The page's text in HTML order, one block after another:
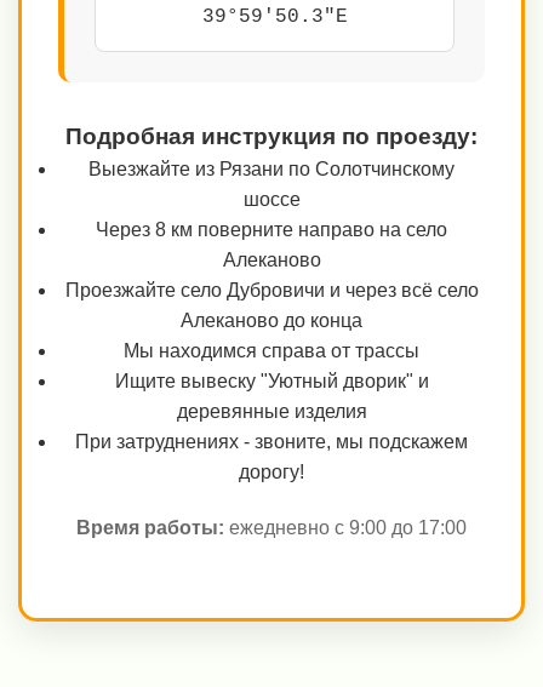
39°59'50.3"E
Подробная инструкция по проезду:
Выезжайте из Рязани по Солотчинскому
шоссе
Через 8 км поверните направо на село
Алеканово
Проезжайте село Дубровичи и через всё село
Алеканово до конца
Мы находимся справа от трассы
Ищите вывеску "Уютный дворик" и
деревянные изделия
При затруднениях - звоните, мы подскажем
дорогу!
Время работы: ежедневно с 9:00 до 17:00